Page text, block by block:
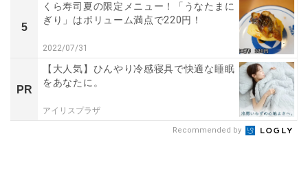
5
くら寿司夏の限定メニュー！「うなたまに
ぎり」はボリューム満点で220円！
2022/07/31
PR
【大人気】ひんやり冷感寝具で快適な睡眠
をあなたに。
アイリスプラザ
Recommended by